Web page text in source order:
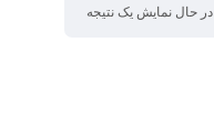
در حال نمایش یک نتیجه